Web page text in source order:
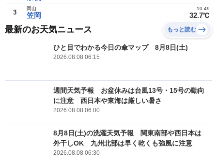
3 笠岡
岡山
32.7℃
10:49
最新のお天気ニュース もっと読む
ひと目でわかる今日の傘マップ 8月8日(土)
2026.08.08 06:15
週間天気予報 お盆休みは台風13号・15号の動向
に注意 西日本や東海は厳しい暑さ
2026.08.08 06:00
8月8日(土)の洗濯天気予報 関東南部や西日本は
外干しOK 九州北部は早く乾くも強風に注意
2026.08.08 06:30